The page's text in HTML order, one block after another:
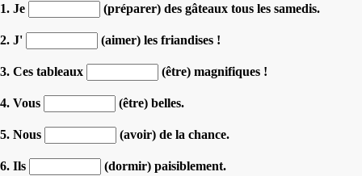
1. Je (préparer) des gâteaux tous les samedis.
2. J' (aimer) les friandises !
3. Ces tableaux (être) magnifiques !
4. Vous (être) belles.
5. Nous (avoir) de la chance.
6. Ils (dormir) paisiblement.